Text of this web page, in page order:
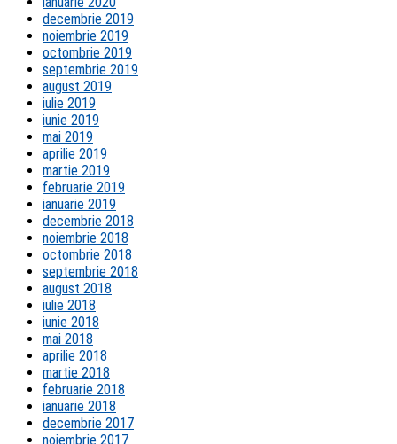
decembrie 2019
noiembrie 2019
octombrie 2019
septembrie 2019
august 2019
iulie 2019
iunie 2019
mai 2019
aprilie 2019
martie 2019
februarie 2019
ianuarie 2019
decembrie 2018
noiembrie 2018
octombrie 2018
septembrie 2018
august 2018
iulie 2018
iunie 2018
mai 2018
aprilie 2018
martie 2018
februarie 2018
ianuarie 2018
decembrie 2017
noiembrie 2017